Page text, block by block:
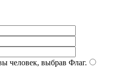
человек, выбрав Флаг.